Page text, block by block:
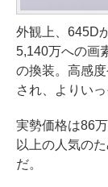
外観上、645D
5,140万への画
の換装。高感
され、よりい
実勢価格は86
以上の人気の
だ。